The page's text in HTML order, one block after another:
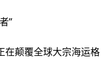
”
在颠覆全球大宗海运格